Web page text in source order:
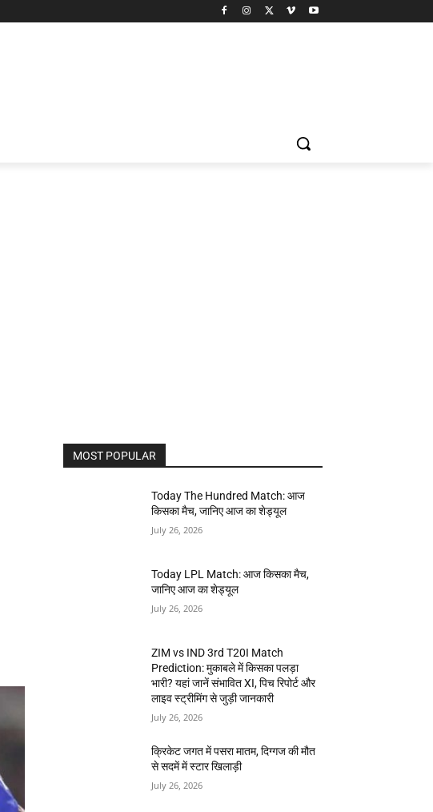
MOST POPULAR
Today The Hundred Match: आज
किसका मैच, जानिए आज का शेड्यूल
July 26, 2026
Today LPL Match: आज किसका मैच,
जानिए आज का शेड्यूल
July 26, 2026
ZIM vs IND 3rd T20I Match
Prediction: मुकाबले में किसका पलड़ा
भारी? यहां जानें संभावित XI, पिच रिपोर्ट और
लाइव स्ट्रीमिंग से जुड़ी जानकारी
July 26, 2026
क्रिकेट जगत में पसरा मातम, दिग्गज की मौत
से सदमें में स्टार खिलाड़ी
July 26, 2026